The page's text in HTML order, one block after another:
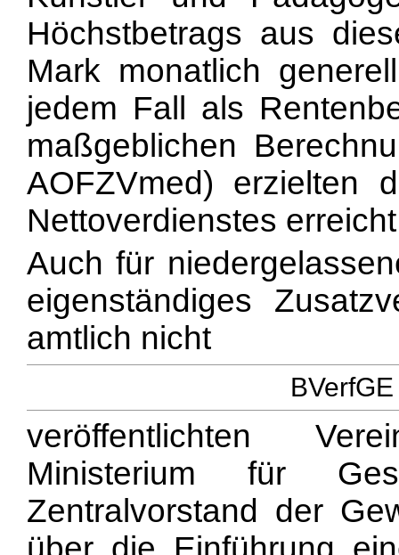
Höchstbetrags aus
Mark monatlich
jedem Fall als
maßgeblichen
AOFZVmed) erzielten
Nettoverdienstes
Auch für
eigenständiges
amtlich nicht
veröffentlichten
Ministerium für
Zentralvorstand der